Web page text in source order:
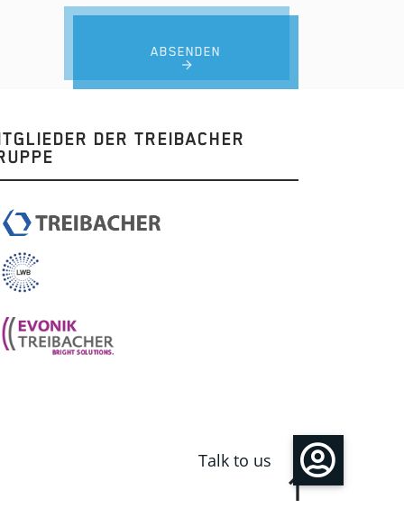
ABSENDEN
DER TREIBACHER